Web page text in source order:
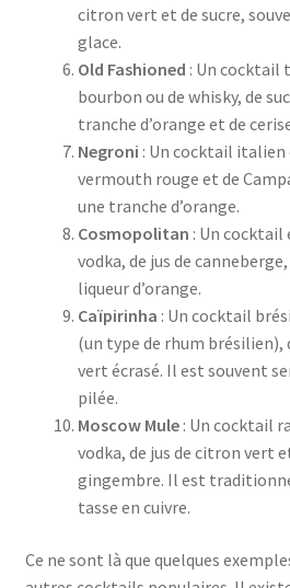
citron vert et de sucre,
glace.
Old Fashioned : Un cocktail
bourbon ou de whisky, de
tranche d’orange et de
Negroni : Un cocktail italien
vermouth rouge et de
une tranche d’orange.
Cosmopolitan : Un cocktail
vodka, de jus de
liqueur d’orange.
Caïpirinha : Un cocktail
(un type de rhum brésilien),
vert écrasé. Il est souvent
pilée.
Moscow Mule: Un cocktail
vodka, de jus de citron vert
gingembre. Il est
tasse en cuivre.
Ce ne sont là que quelques